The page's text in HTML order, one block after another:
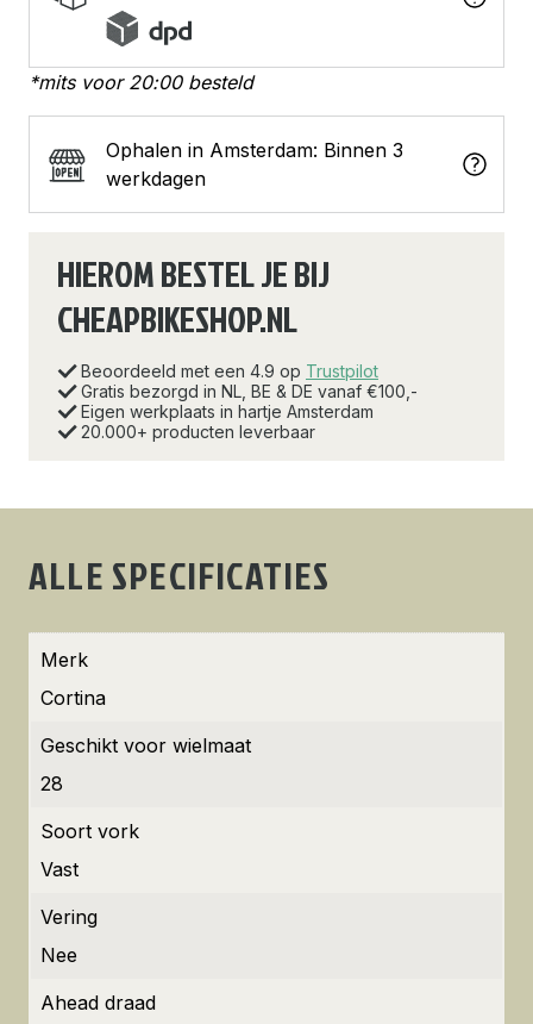
*mits voor 20:00 besteld
Ophalen in Amsterdam: Binnen 3
werkdagen
HIEROM BESTEL JE BIJ
CHEAPBIKESHOP.NL
Beoordeeld met een 4.9 op Trustpilot
Gratis bezorgd in NL, BE & DE vanaf €100,-
Eigen werkplaats in hartje Amsterdam
20.000+ producten leverbaar
ALLE SPECIFICATIES
Merk
Cortina
Geschikt voor wielmaat
28
Soort vork
Vast
Vering
Nee
Ahead draad